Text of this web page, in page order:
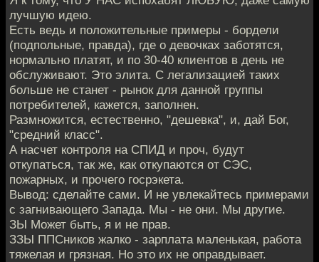
лучшую идею.
Есть ведь и положительные примеры - бордели
(подпольные, правда), где о девочках заботятся,
нормально платят, и по 30-40 клиентов в день не
обслуживают. Это элита. С легализацией таких
больше не станет - рынок для данной группы
потребителей, кажется, заполнен.
Размножится, естественно, "дешевка", и, дай Бог,
"средний класс".
А насчет контроля на СПИД и проч, будут
откупаться, так же, как откупаются от СЭС,
пожарных, и прочего госрэкета.
Вывод: сделайте сами. И не увлекайтесь примерами
с загнивающего Запада. Мы - не они. Мы другие.
ЗЫ Может быть, я и не прав.
ЗЗЫ ППСников жалко - зарплата маленькая, работа
тяжелая и грязная. Но это их не оправдывает.